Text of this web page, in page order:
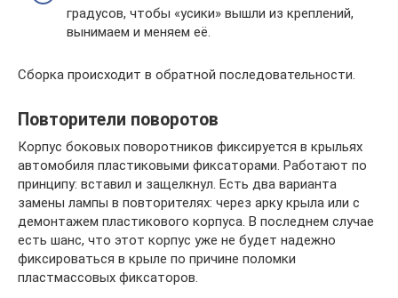
градусов, чтобы «усики» вышли из креплений,
вынимаем и меняем её.
Сборка происходит в обратной последовательности.
Повторители поворотов
Корпус боковых поворотников фиксируется в крыльях
автомобиля пластиковыми фиксаторами. Работают по
принципу: вставил и защелкнул. Есть два варианта
замены лампы в повторителях: через арку крыла или с
демонтажем пластикового корпуса. В последнем случае
есть шанс, что этот корпус уже не будет надежно
фиксироваться в крыле по причине поломки
пластмассовых фиксаторов.